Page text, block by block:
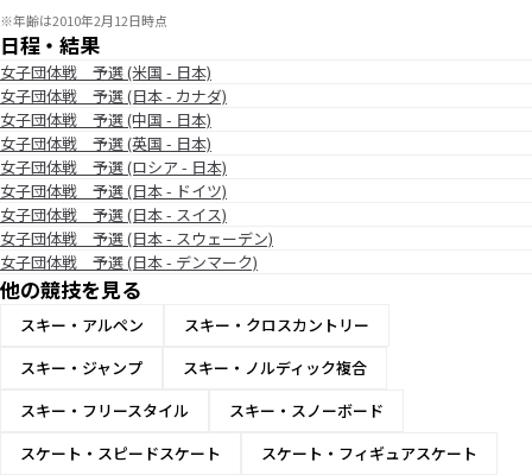
※年齢は2010年2月12日時点
日程・結果
女子団体戦 予選 (米国 - 日本)
女子団体戦 予選 (日本 - カナダ)
女子団体戦 予選 (中国 - 日本)
女子団体戦 予選 (英国 - 日本)
女子団体戦 予選 (ロシア - 日本)
女子団体戦 予選 (日本 - ドイツ)
女子団体戦 予選 (日本 - スイス)
女子団体戦 予選 (日本 - スウェーデン)
女子団体戦 予選 (日本 - デンマーク)
他の競技を見る
スキー・アルペン
スキー・クロスカントリー
スキー・ジャンプ
スキー・ノルディック複合
スキー・フリースタイル
スキー・スノーボード
スケート・スピードスケート
スケート・フィギュアスケート